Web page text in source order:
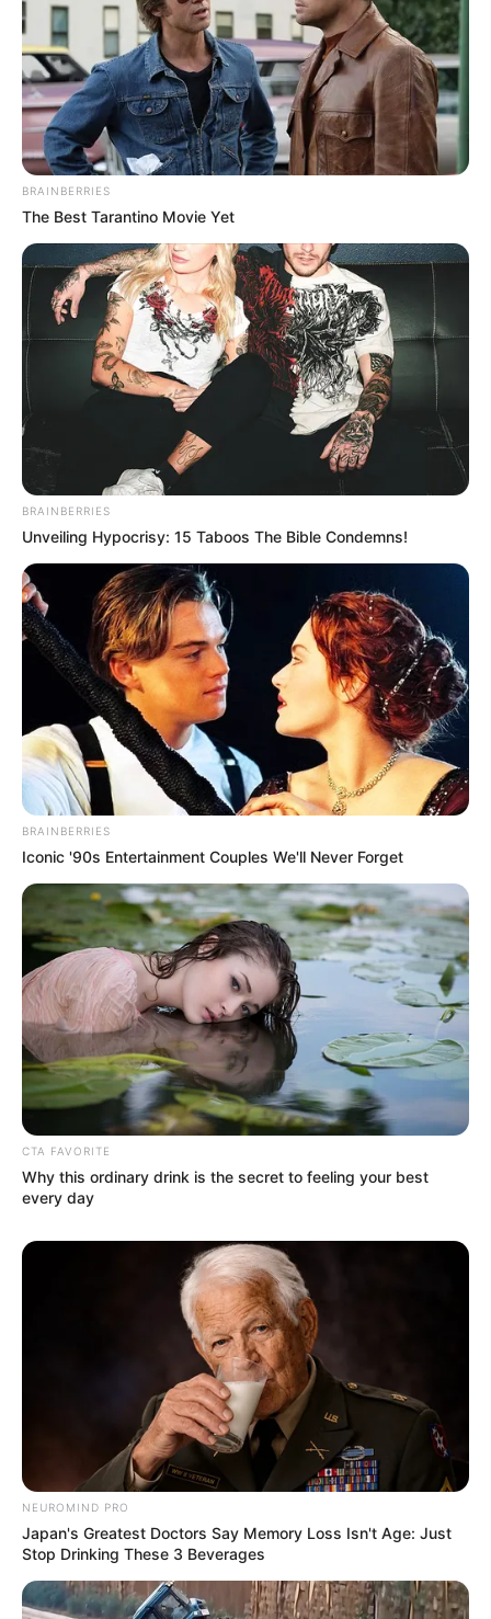
BRAINBERRIES
The Best Tarantino Movie Yet
BRAINBERRIES
Unveiling Hypocrisy: 15 Taboos The Bible Condemns!
BRAINBERRIES
Iconic '90s Entertainment Couples We'll Never Forget
CTA FAVORITE
Why this ordinary drink is the secret to feeling your best
every day
NEUROMIND PRO
Japan's Greatest Doctors Say Memory Loss Isn't Age: Just
Stop Drinking These 3 Beverages